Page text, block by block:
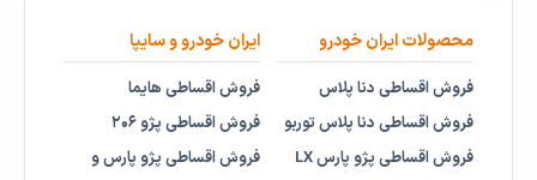
محصولات ایران خودرو
فروش اقساطی دنا پلاس
فروش اقساطی دنا پلاس توربو
فروش اقساطی پژو پارس LX
ایران خودرو و سایپا
فروش اقساطی هایما
فروش اقساطی پژو ۲۰۶
فروش اقساطی پژو پارس و